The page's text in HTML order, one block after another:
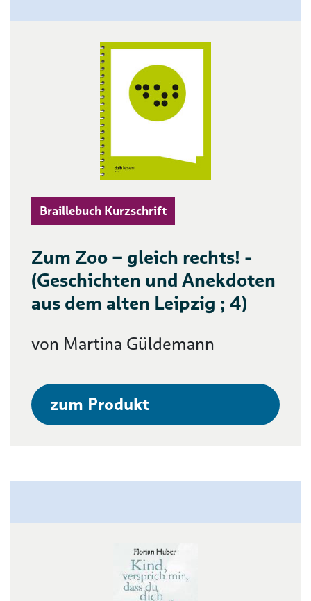
Braillebuch Kurzschrift
Zum Zoo – gleich rechts! -
(Geschichten und Anekdoten
aus dem alten Leipzig ; 4)
von Martina Güldemann
zum Produkt